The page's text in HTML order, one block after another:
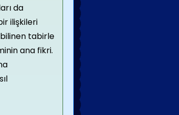
da
ilişkileri
tabirle
ana fikri.